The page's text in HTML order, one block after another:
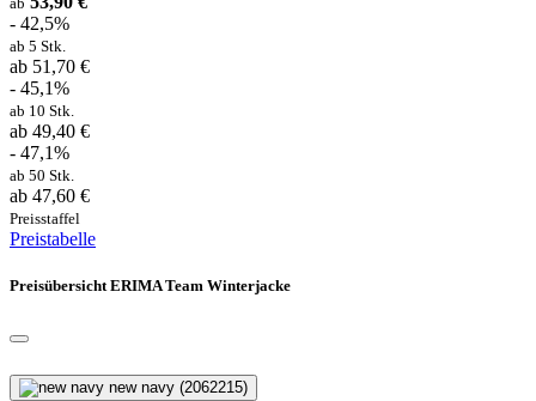
- 42,5%
ab 5 Stk.
ab 51,70 €
- 45,1%
ab 10 Stk.
ab 49,40 €
- 47,1%
ab 50 Stk.
ab 47,60 €
Preisstaffel
Preistabelle
Preisübersicht ERIMA Team Winterjacke
new navy (2062215)